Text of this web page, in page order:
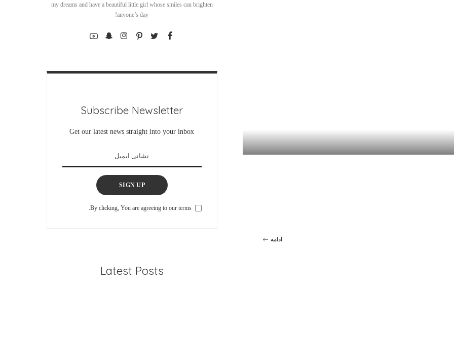
ادامه
my dreams and have a beautiful little girl whose smiles can brighten
anyone’s day!
Subscribe Newsletter
Get our latest news straight into your inbox
SIGN UP
By clicking, You are agreeing to our terms.
Latest Posts